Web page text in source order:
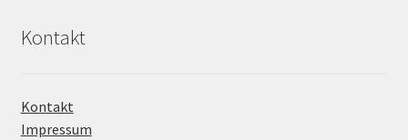
Kontakt
Kontakt
Impressum